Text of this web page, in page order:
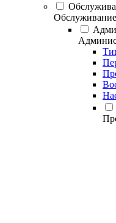
Обслуживание